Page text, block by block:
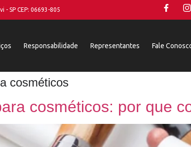
- SP CEP: 06693-805
Responsabilidade Representantes Fale
cosméticos
cosméticos: por que